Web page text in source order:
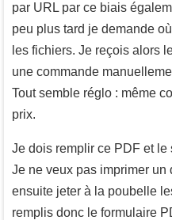
par URL par ce biais
peu plus tard je demande
les fichiers. Je reçois alors
une commande
Tout semble réglo : même
prix.
Je dois remplir ce PDF et le
Je ne veux pas imprimer un
ensuite jeter à la poubelle
remplis donc le formulaire